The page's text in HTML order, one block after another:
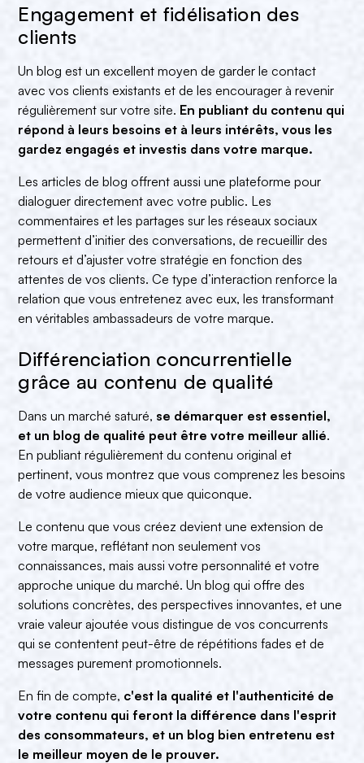
Engagement et fidélisation des
clients
Un blog est un excellent moyen de garder le contact
avec vos clients existants et de les encourager à revenir
régulièrement sur votre site. En publiant du contenu qui
répond à leurs besoins et à leurs intérêts, vous les
gardez engagés et investis dans votre marque.
Les articles de blog offrent aussi une plateforme pour
dialoguer directement avec votre public. Les
commentaires et les partages sur les réseaux sociaux
permettent d’initier des conversations, de recueillir des
retours et d’ajuster votre stratégie en fonction des
attentes de vos clients. Ce type d’interaction renforce la
relation que vous entretenez avec eux, les transformant
en véritables ambassadeurs de votre marque.
Différenciation concurrentielle
grâce au contenu de qualité
Dans un marché saturé, se démarquer est essentiel,
et un blog de qualité peut être votre meilleur allié.
En publiant régulièrement du contenu original et
pertinent, vous montrez que vous comprenez les besoins
de votre audience mieux que quiconque.
Le contenu que vous créez devient une extension de
votre marque, reflétant non seulement vos
connaissances, mais aussi votre personnalité et votre
approche unique du marché. Un blog qui offre des
solutions concrètes, des perspectives innovantes, et une
vraie valeur ajoutée vous distingue de vos concurrents
qui se contentent peut-être de répétitions fades et de
messages purement promotionnels.
En fin de compte, c'est la qualité et l'authenticité de
votre contenu qui feront la différence dans l'esprit
des consommateurs, et un blog bien entretenu est
le meilleur moyen de le prouver.